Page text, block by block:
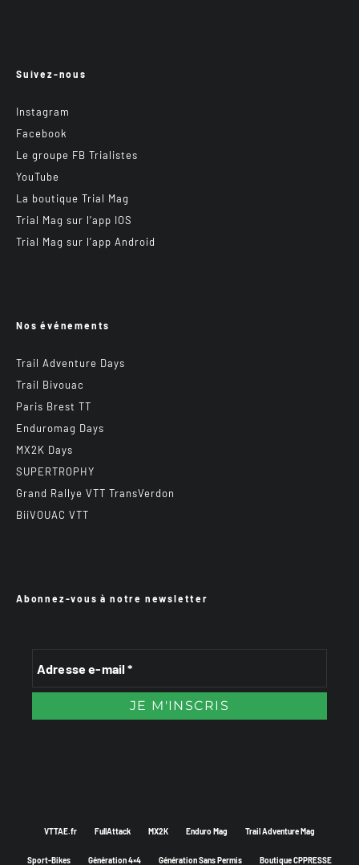
Suivez-nous
Instagram
Facebook
Le groupe FB Trialistes
YouTube
La boutique Trial Mag
Trial Mag sur l’app IOS
Trial Mag sur l’app Android
Nos événements
Trail Adventure Days
Trail Bivouac
Paris Brest TT
Enduromag Days
MX2K Days
SUPERTROPHY
Grand Rallye VTT TransVerdon
BiiVOUAC VTT
Abonnez-vous à notre newsletter
VTTAE.fr FullAttack MX2K Enduro Mag Trail Adventure Mag
Sport-Bikes Génération 4×4 Génération Sans Permis Boutique CPPRESSE